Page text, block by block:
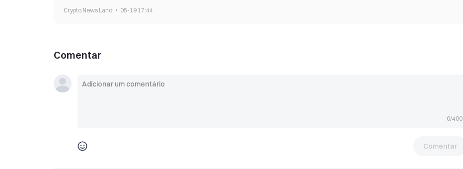
Crypto News Land 05-19 17:44
Comentar
0/400
Comentar